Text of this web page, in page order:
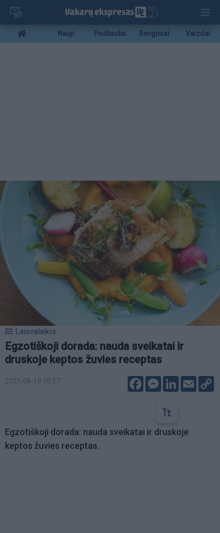
Pereiti
pagrindinį
turinį
Mobile
menu
Nauji Podkastai Renginiai Vaizdai
Laisvalaikis
Egzotiškoji dorada: nauda sveikatai ir
druskoje keptos žuvies receptas
2021-08-19 10:27 FacebookMessenger
LinkedIn
Email
Egzotiškoji dorada: nauda sveikatai ir druskoje
keptos žuvies receptas.